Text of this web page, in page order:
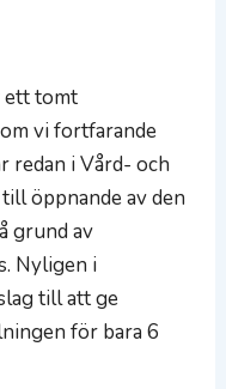
ett tomt
vi fortfarande
redan i Vård- och
öppnande av den
grund av
Nyligen i
till att ge
för bara 6